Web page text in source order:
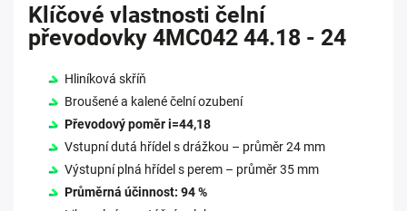
Klíčové vlastnosti čelní
převodovky 4MC042 44.18 - 24
Hliníková skříň
Broušené a kalené čelní ozubení
Převodový poměr i=44,18
Vstupní dutá hřídel s drážkou – průměr 24 mm
Výstupní plná hřídel s perem – průměr 35 mm
Průměrná účinnost: 94 %